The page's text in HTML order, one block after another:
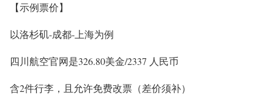
【示例票价】
以洛杉矶-成都-上海为例
四川航空官网是326.80美金/2337 人民币
含2件行李，且允许免费改票（差价须补）